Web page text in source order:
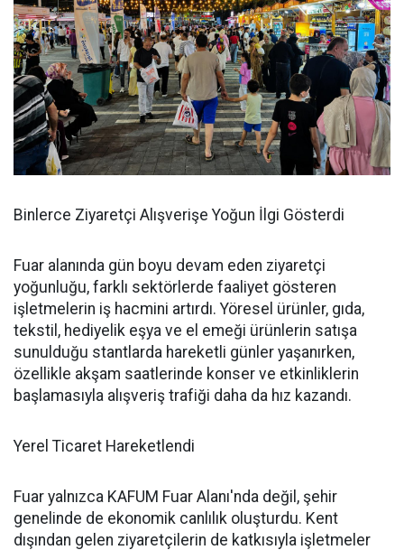
Binlerce Ziyaretçi Alışverişe Yoğun İlgi Gösterdi
Fuar alanında gün boyu devam eden ziyaretçi
yoğunluğu, farklı sektörlerde faaliyet gösteren
işletmelerin iş hacmini artırdı. Yöresel ürünler, gıda,
tekstil, hediyelik eşya ve el emeği ürünlerin satışa
sunulduğu stantlarda hareketli günler yaşanırken,
özellikle akşam saatlerinde konser ve etkinliklerin
başlamasıyla alışveriş trafiği daha da hız kazandı.
Yerel Ticaret Hareketlendi
Fuar yalnızca KAFUM Fuar Alanı'nda değil, şehir
genelinde de ekonomik canlılık oluşturdu. Kent
dışından gelen ziyaretçilerin de katkısıyla işletmeler